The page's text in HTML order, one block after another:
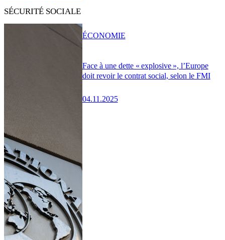
SÉCURITÉ SOCIALE
Face à une dette « explosive », l’Europe
doit revoir le contrat social, selon le FMI
04.11.2025
ÉCONOMIE